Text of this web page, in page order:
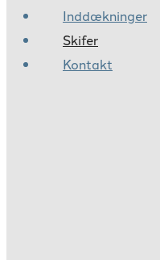
Inddækninger
Skifer
Kontakt